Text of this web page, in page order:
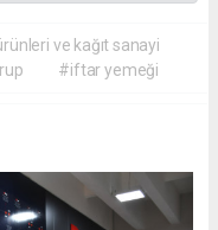
ve kağıt sanayi
#iftar yemeği